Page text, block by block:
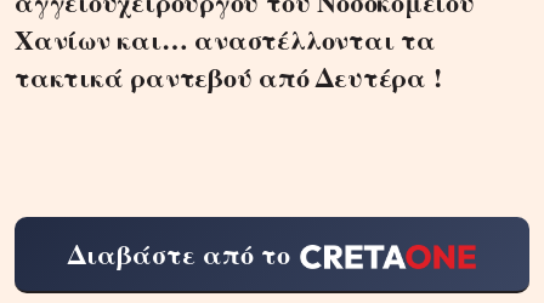
Χανίων και… αναστέλλονται τα
τακτικά ραντεβού από Δευτέρα !
Διαβάστε από το